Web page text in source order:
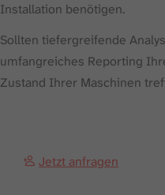
Installation benötigen.
Sollten tiefergreifende
umfangreiches Reporting
Zustand Ihrer Maschinen
Jetzt anfragen